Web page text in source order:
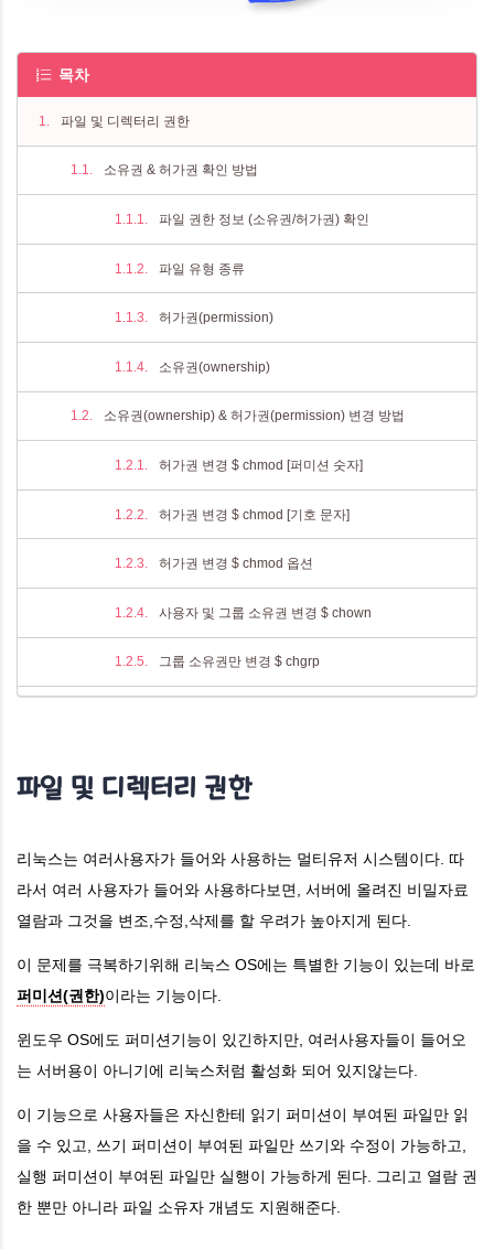
목차
파일 및 디렉터리 권한
소유권 & 허가권 확인 방법
파일 권한 정보 (소유권/허가권) 확인
파일 유형 종류
허가권(permission)
소유권(ownership)
소유권(ownership) & 허가권(permission) 변경 방법
허가권 변경 $ chmod [퍼미션 숫자]
허가권 변경 $ chmod [기호 문자]
허가권 변경 $ chmod 옵션
사용자 및 그룹 소유권 변경 $ chown
그룹 소유권만 변경 $ chgrp
SetGID
파일 및 디렉터리 권한
리눅스는 여러사용자가 들어와 사용하는 멀티유저 시스템이다. 따
라서 여러 사용자가 들어와 사용하다보면, 서버에 올려진 비밀자료
열람과 그것을 변조,수정,삭제를 할 우려가 높아지게 된다.
이 문제를 극복하기위해 리눅스 OS에는 특별한 기능이 있는데 바로
퍼미션(권한)이라는 기능이다.
윈도우 OS에도 퍼미션기능이 있긴하지만, 여러사용자들이 들어오
는 서버용이 아니기에 리눅스처럼 활성화 되어 있지않는다.
이 기능으로 사용자들은 자신한테 읽기 퍼미션이 부여된 파일만 읽
을 수 있고, 쓰기 퍼미션이 부여된 파일만 쓰기와 수정이 가능하고,
실행 퍼미션이 부여된 파일만 실행이 가능하게 된다.
그리고 열람 권
한 뿐만 아니라 파일 소유자 개념도 지원해준다.